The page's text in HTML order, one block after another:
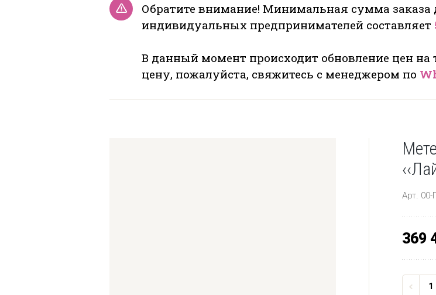
Обратите внимание! Минимальная сумма
индивидуальных предпринимателей составляет
В данный момент происходит обновление цен
цену, пожалуйста, свяжитесь с менеджером по
Арт. 00-
369